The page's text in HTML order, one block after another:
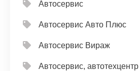
Автосервис
Автосервис Авто Плюс
Автосервис Вираж
Автосервис, автотехцентр